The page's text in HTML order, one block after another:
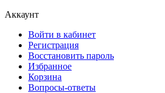
Аккаунт
Войти в кабинет
Регистрация
Восстановить пароль
Избранное
Корзина
Вопросы-ответы